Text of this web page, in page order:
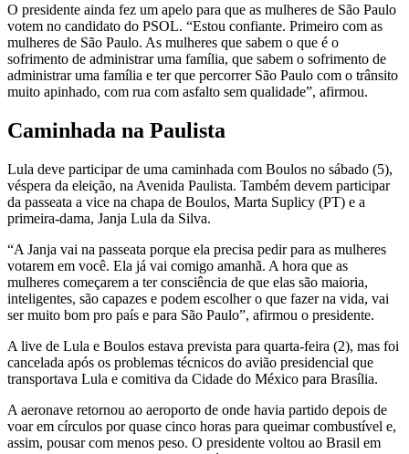
O presidente ainda fez um apelo para que as mulheres de São Paulo
votem no candidato do PSOL. “Estou confiante. Primeiro com as
mulheres de São Paulo. As mulheres que sabem o que é o
sofrimento de administrar uma família, que sabem o sofrimento de
administrar uma família e ter que percorrer São Paulo com o trânsito
muito apinhado, com rua com asfalto sem qualidade”, afirmou.
Caminhada na Paulista
Lula deve participar de uma caminhada com Boulos no sábado (5),
véspera da eleição, na Avenida Paulista. Também devem participar
da passeata a vice na chapa de Boulos, Marta Suplicy (PT) e a
primeira-dama, Janja Lula da Silva.
“A Janja vai na passeata porque ela precisa pedir para as mulheres
votarem em você. Ela já vai comigo amanhã. A hora que as
mulheres começarem a ter consciência de que elas são maioria,
inteligentes, são capazes e podem escolher o que fazer na vida, vai
ser muito bom pro país e para São Paulo”, afirmou o presidente.
A live de Lula e Boulos estava prevista para quarta-feira (2), mas foi
cancelada após os problemas técnicos do avião presidencial que
transportava Lula e comitiva da Cidade do México para Brasília.
A aeronave retornou ao aeroporto de onde havia partido depois de
voar em círculos por quase cinco horas para queimar combustível e,
assim, pousar com menos peso. O presidente voltou ao Brasil em